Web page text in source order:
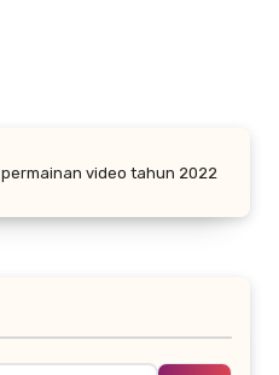
permainan video tahun 2022